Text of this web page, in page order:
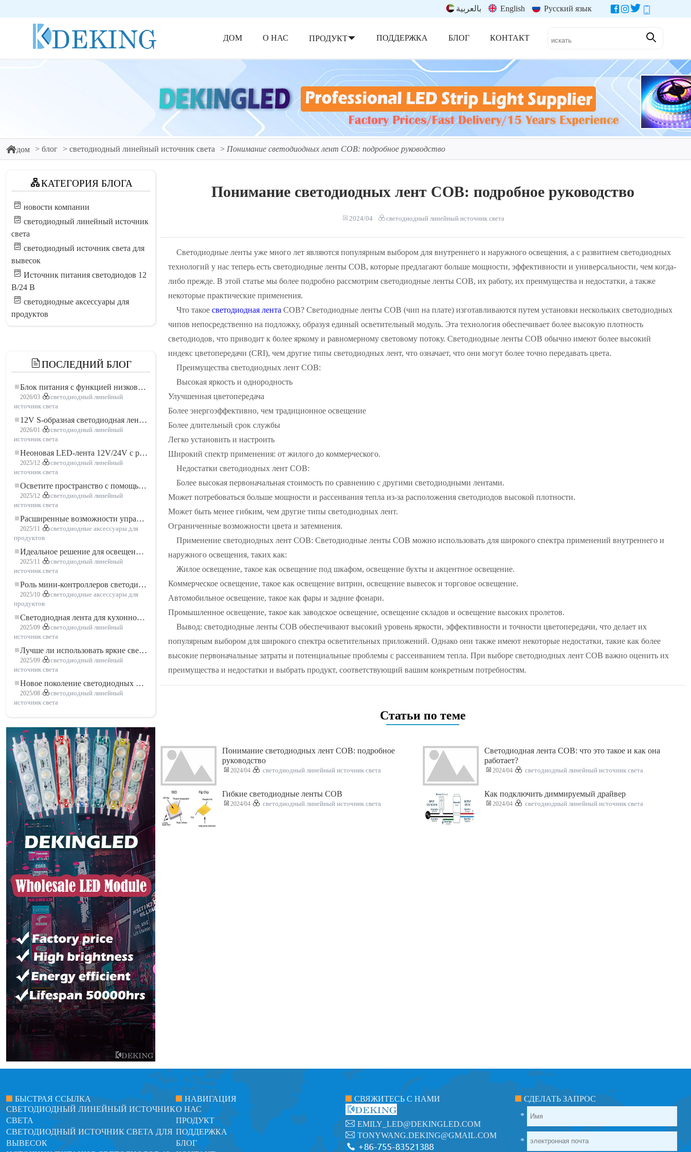
بالعربية English Русский язык
ДОМ О НАС ПРОДУКТ ПОДДЕРЖКА БЛОГ КОНТАКТ
дом блог светодиодный линейный источник света Понимание светодиодных лент COB: подробное руководство
КАТЕГОРИЯ БЛОГА
новости компании
светодиодный линейный источник
света
светодиодный источник света для
вывесок
Источник питания светодиодов 12
В/24 В
светодиодные аксессуары для
продуктов
ПОСЛЕДНИЙ БЛОГ
Блок питания с функцией низковольтного плавного пуска для LED освещения
2026/03
светодиодный линейный
источник света
12V S-образная светодиодная лента: гибкое и эффективное решение для современного освещения
2026/01
светодиодный линейный
источник света
Неоновая LED-лента 12V/24V с резкой по 3 светодиода: современное неоновое освещение для любого пространства
2025/12
светодиодный линейный
источник света
Осветите пространство с помощью гибкой низковольтной неоновой LED-ленты
2025/12
светодиодный линейный
источник света
Расширенные возможности управления освещением: основные преимущества контроллера RGBW 5–24 В
2025/11
светодиодные аксессуары для
продуктов
Идеальное решение для освещения: гибкая светодиодная лента COB высокой плотности FOB для современного освещения
2025/11
светодиодный линейный
источник света
Роль мини-контроллеров светодиодов в проектах светодиодных лент
2025/10
светодиодные аксессуары для
продуктов
Светодиодная лента для кухонного шкафа: сенсорная светодиодная лента COB, которая меняет представление о домашнем и коммерческом освещении
2025/09
светодиодный линейный
источник света
Лучше ли использовать яркие светодиодные лампы?
2025/09
светодиодный линейный
источник света
Новое поколение светодиодных лент: свободная резка для неограниченных возможностей
2025/08
светодиодный линейный
источник света
Понимание светодиодных лент COB: подробное руководство
2024/04 светодиодный линейный источник света
Светодиодные ленты уже много лет являются популярным выбором для внутреннего и наружного освещения, а с развитием светодиодных
технологий у нас теперь есть светодиодные ленты COB, которые предлагают больше мощности, эффективности и универсальности, чем когда-
либо прежде. В этой статье мы более подробно рассмотрим светодиодные ленты COB, их работу, их преимущества и недостатки, а также
некоторые практические применения.
Что такое светодиодная лента COB? Светодиодные ленты COB (чип на плате) изготавливаются путем установки нескольких светодиодных
чипов непосредственно на подложку, образуя единый осветительный модуль. Эта технология обеспечивает более высокую плотность
светодиодов, что приводит к более яркому и равномерному световому потоку. Светодиодные ленты COB обычно имеют более высокий
индекс цветопередачи (CRI), чем другие типы светодиодных лент, что означает, что они могут более точно передавать цвета.
Преимущества светодиодных лент COB:
Высокая яркость и однородность
Улучшенная цветопередача
Более энергоэффективно, чем традиционное освещение
Более длительный срок службы
Легко установить и настроить
Широкий спектр применения: от жилого до коммерческого.
Недостатки светодиодных лент COB:
Более высокая первоначальная стоимость по сравнению с другими светодиодными лентами.
Может потребоваться больше мощности и рассеивания тепла из-за расположения светодиодов высокой плотности.
Может быть менее гибким, чем другие типы светодиодных лент.
Ограниченные возможности цвета и затемнения.
Применение светодиодных лент COB: Светодиодные ленты COB можно использовать для широкого спектра применений внутреннего и
наружного освещения, таких как:
Жилое освещение, такое как освещение под шкафом, освещение бухты и акцентное освещение.
Коммерческое освещение, такое как освещение витрин, освещение вывесок и торговое освещение.
Автомобильное освещение, такое как фары и задние фонари.
Промышленное освещение, такое как заводское освещение, освещение складов и освещение высоких пролетов.
Вывод: светодиодные ленты COB обеспечивают высокий уровень яркости, эффективности и точности цветопередачи, что делает их
популярным выбором для широкого спектра осветительных приложений. Однако они также имеют некоторые недостатки, такие как более
высокие первоначальные затраты и потенциальные проблемы с рассеиванием тепла. При выборе светодиодных лент COB важно оценить их
преимущества и недостатки и выбрать продукт, соответствующий вашим конкретным потребностям.
Статьи по теме
Понимание светодиодных лент COB: подробное
руководство
2024/04 светодиодный линейный источник света
Светодиодная лента COB: что это такое и как она
работает?
2024/04 светодиодный линейный источник света
Гибкие светодиодные ленты COB
2024/04 светодиодный линейный источник света
Как подключить диммируемый драйвер
2024/04 светодиодный линейный источник света
БЫСТРАЯ ССЫЛКА
СВЕТОДИОДНЫЙ ЛИНЕЙНЫЙ ИСТОЧНИК
СВЕТА
СВЕТОДИОДНЫЙ ИСТОЧНИК СВЕТА ДЛЯ
ВЫВЕСОК
НАВИГАЦИЯ
О НАС
ПРОДУКТ
ПОДДЕРЖКА
БЛОГ
СВЯЖИТЕСЬ С НАМИ
EMILY_LED@DEKINGLED.COM
TONYWANG.DEKING@GMAIL.COM
СДЕЛАТЬ ЗАПРОС
*
*